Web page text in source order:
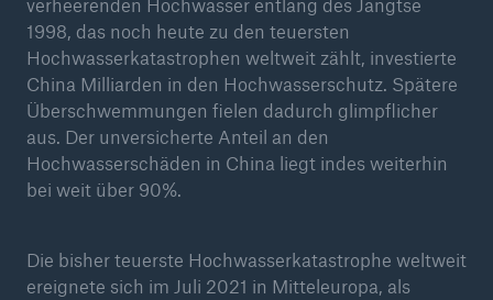
verheerenden Hochwasser entlang des Jangtse
1998, das noch heute zu den teuersten
Hochwasserkatastrophen weltweit zählt, investierte
China Milliarden in den Hochwasserschutz. Spätere
Überschwemmungen fielen dadurch glimpflicher
aus. Der unversicherte Anteil an den
Hochwasserschäden in China liegt indes weiterhin
bei weit über 90%.
Die bisher teuerste Hochwasserkatastrophe weltweit
ereignete sich im Juli 2021 in Mitteleuropa, als
50 %
Cyber
Geschätzte globale wirtschaftliche Kosten der